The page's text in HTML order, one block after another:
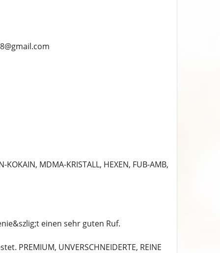
MDMA-KRISTALL, HEXEN, FUB-AMB,
einen sehr guten Ruf.
UNVERSCHNEIDERTE, REINE